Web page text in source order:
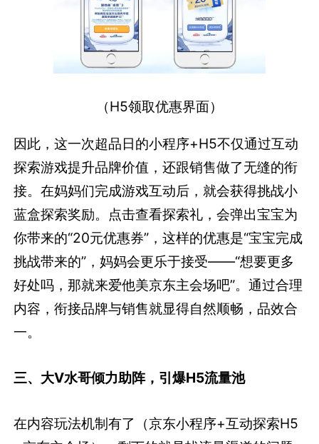
（H5领取优惠界面）
因此，这一次超品日的小程序+H5不仅通过互动
探索游戏提升品牌价值，还跟销售做了无缝的衔
接。在妈妈们完成游戏互动后，就会获得挑战小
蓝盒探索奖励。点击查看探索礼，会弹出宝宝为
你带来的“20元优惠券”，这样的优惠是“宝宝完成
挑战带来的”，妈妈会更乐于接受——“想要更多
好处吗，那就来爱他美京东主会场吧”。通过合理
内容，衔接品牌与销售就显得自然顺畅，品效合
一。
三、大V水哥倾力助阵，引爆H5流量池
在内容玩法机制有了（京东小程序+互动探索H5